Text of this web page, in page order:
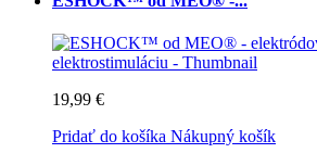
19,99 €
Pridať do košíka Nákupný košík